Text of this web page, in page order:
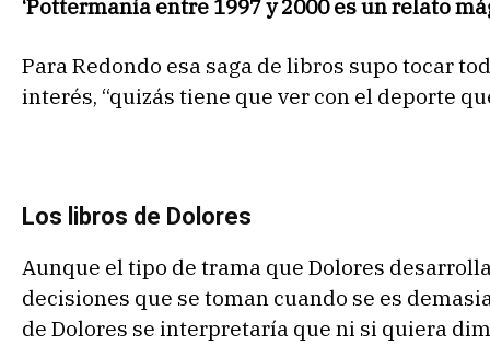
‘Pottermanía entre 1997 y 2000 es un relato
Para Redondo esa saga de libros supo tocar
interés, “quizás tiene que ver con el deporte
Los libros de Dolores
Aunque el tipo de trama que Dolores
decisiones que se toman cuando se es
de Dolores se interpretaría que ni si quiera